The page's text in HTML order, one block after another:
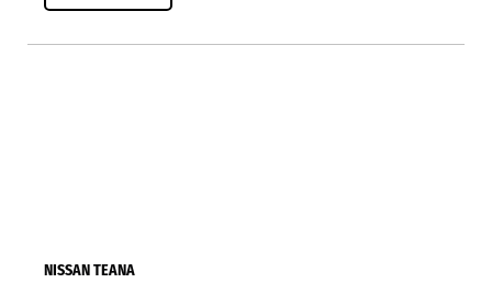
NISSAN TEANA